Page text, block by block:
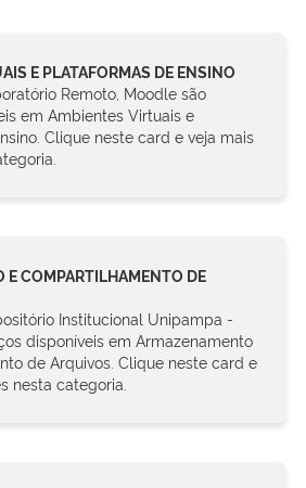
E PLATAFORMAS DE ENSINO
Remoto, Moodle são
em Ambientes Virtuais e
Clique neste card e veja mais
E COMPARTILHAMENTO DE
Institucional Unipampa -
disponíveis em Armazenamento
de Arquivos. Clique neste card e
nesta categoria.